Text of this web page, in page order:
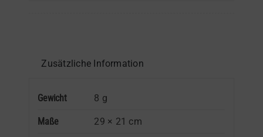
Zusätzliche Information
Gewicht 8 g
Maße 29 × 21 cm